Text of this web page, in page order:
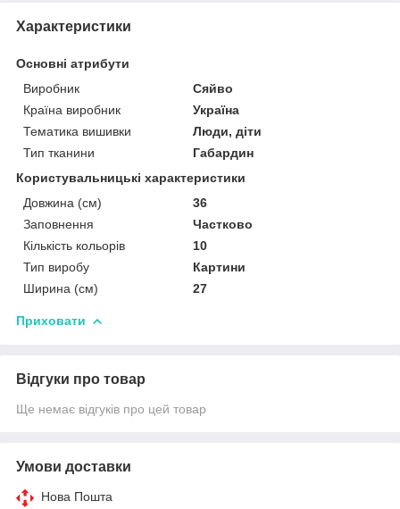
Характеристики
Основні атрибути
Виробник
Сяйво
Країна виробник
Україна
Тематика вишивки
Люди, діти
Тип тканини
Габардин
Користувальницькі характеристики
Довжина (см)
36
Заповнення
Частково
Кількість кольорів
10
Тип виробу
Картини
Ширина (см)
27
Приховати
Відгуки про товар
Ще немає відгуків про цей товар
Умови доставки
Нова Пошта